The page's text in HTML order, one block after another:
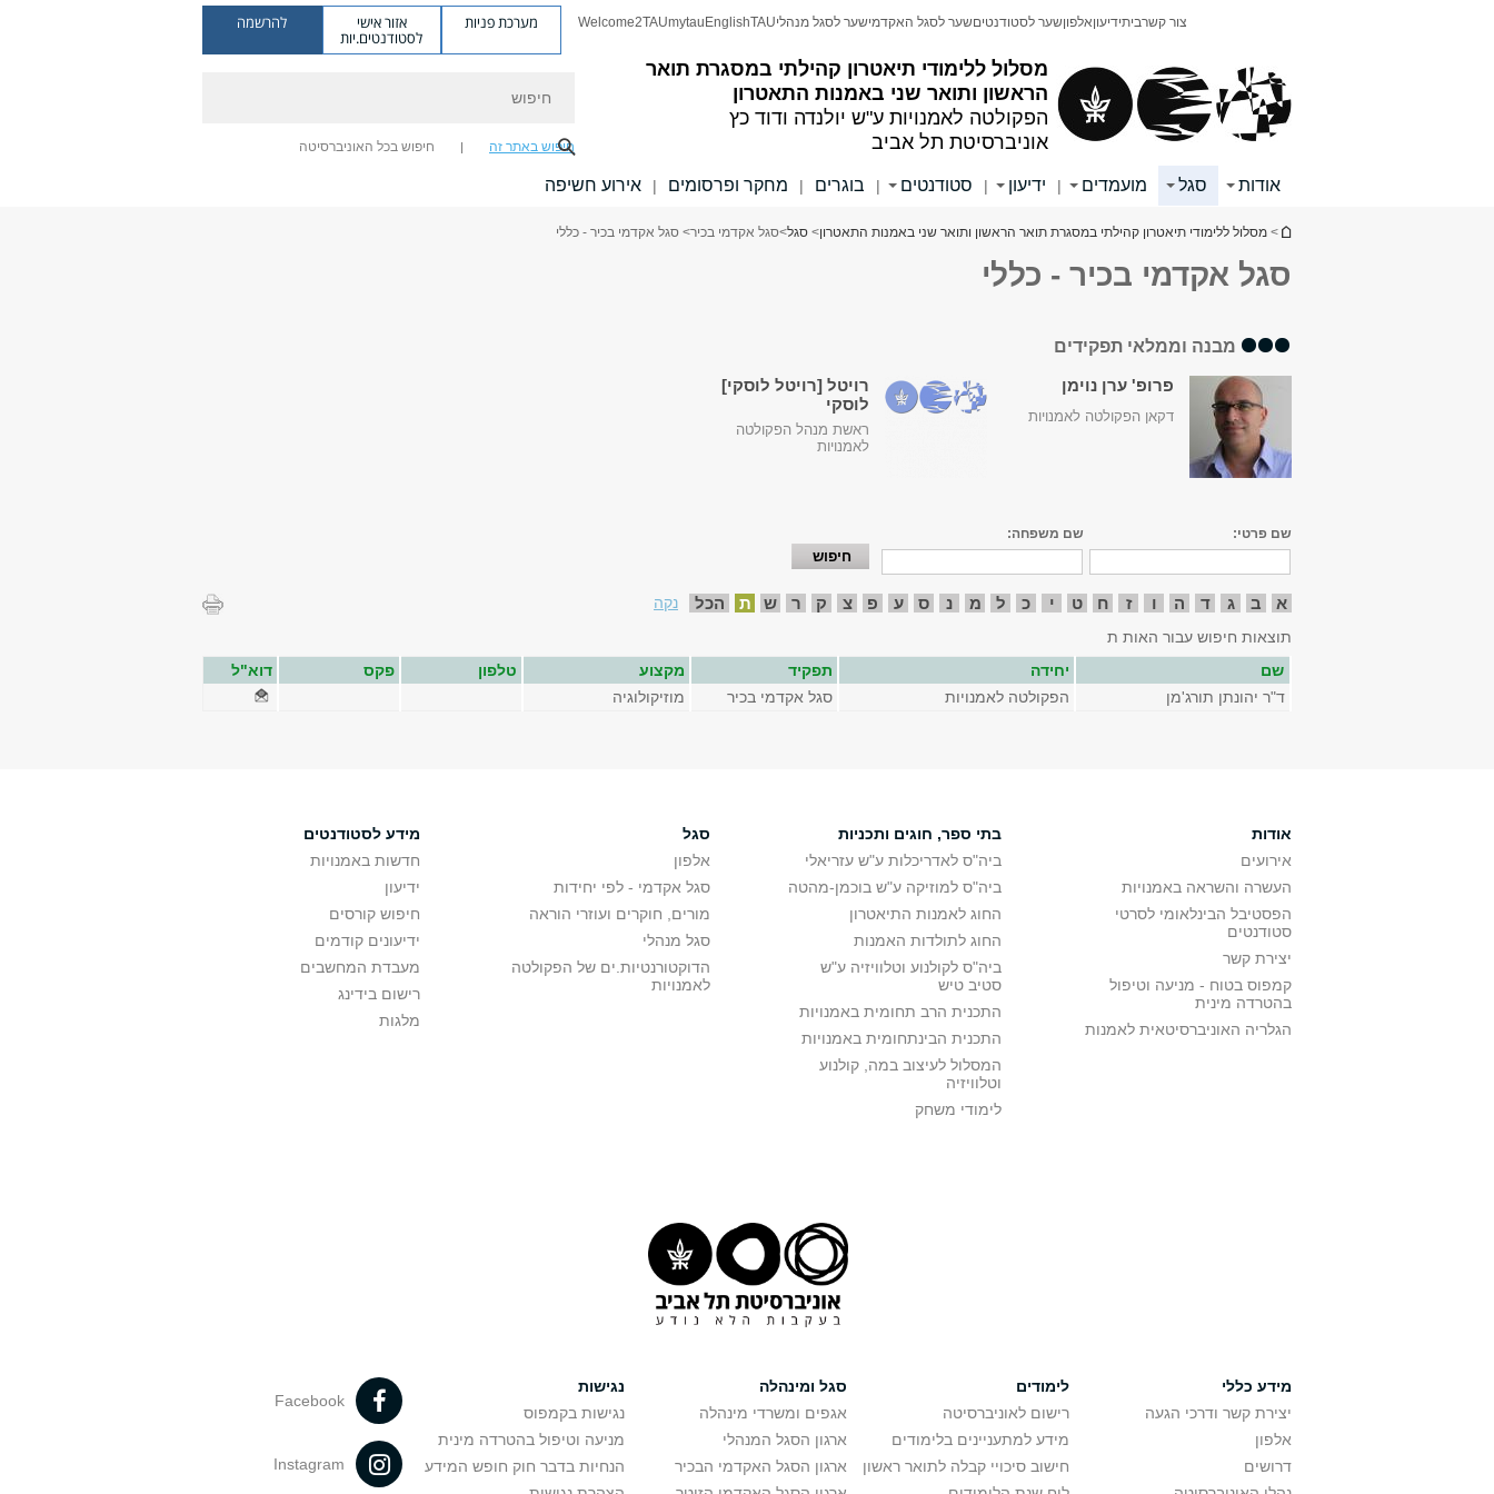
מסלול ללימודי תיאטרון קהילתי במסגרת תואר
הראשון ותואר שני באמנות התאטרון
הפקולטה לאמנויות ע"ש יולנדה ודוד כץ
אוניברסיטת תל אביב
צור קשרביתידיעוןאלפוןשער לסטודנטיםשער לסגל האקדמישער לסגל מנהליTAU
English
mytau
Welcome2TAU מערכת פניות אזור אישי
לסטודנטים.יות
להרשמה
חיפוש באתר זה חיפוש בכל האוניברסיטה
אודות סגל מועמדים | ידיעון | סטודנטים | בוגרים | מחקר ופרסומים | אירוע חשיפה
הינך נמצא כאן
> מסלול ללימודי תיאטרון קהילתי במסגרת תואר הראשון ותואר שני באמנות התאטרון> סגל>סגל אקדמי בכיר> סגל אקדמי בכיר - כללי
סגל אקדמי בכיר - כללי
מבנה וממלאי תפקידים
פרופ' ערן נוימן
דקאן הפקולטה לאמנויות
רויטל [רויטל לוסקי]
לוסקי
ראשת מנהל הפקולטה
לאמנויות
שם פרטי: שם משפחה:
א ב ג ד ה ו ז ח ט י כ ל מ נ ס ע פ צ ק ר ש ת הכל
נקה
תוצאות חיפוש עבור האות ת
שם
יחידה תפקיד מקצוע טלפון פקס
דוא"ל
ד"ר יהונתן תורג'מן
הפקולטה לאמנויות סגל אקדמי בכיר מוזיקולוגיה
אודות
אירועים
העשרה והשראה באמנויות
הפסטיבל הבינלאומי לסרטי
סטודנטים
יצירת קשר
קמפוס בטוח - מניעה וטיפול
בהטרדה מינית
הגלריה האוניברסיטאית לאמנות
בתי ספר, חוגים ותכניות
ביה"ס לאדריכלות ע"ש עזריאלי
ביה"ס למוזיקה ע"ש בוכמן-מהטה
החוג לאמנות התיאטרון
החוג לתולדות האמנות
ביה"ס לקולנוע וטלוויזיה ע"ש
סטיב טיש
התכנית הרב תחומית באמנויות
התכנית הבינתחומית באמנויות
המסלול לעיצוב במה, קולנוע
וטלוויזיה
לימודי משחק
סגל
אלפון
סגל אקדמי - לפי יחידות
מורים, חוקרים ועוזרי הוראה
סגל מנהלי
הדוקטורנטיות.ים של הפקולטה
לאמנויות
מידע לסטודנטים
חדשות באמנויות
ידיעון
חיפוש קורסים
ידיעונים קודמים
מעבדת המחשבים
רישום בידינג
מלגות
מידע כללי
יצירת קשר ודרכי הגעה
אלפון
דרושים
לימודים
רישום לאוניברסיטה
מידע למתעניינים בלימודים
חישוב סיכויי קבלה לתואר ראשון
סגל ומינהלה
אגפים ומשרדי מינהלה
ארגון הסגל המנהלי
ארגון הסגל האקדמי הבכיר
נגישות
נגישות בקמפוס
מניעה וטיפול בהטרדה מינית
הנחיות בדבר חוק חופש המידע
Facebook
Instagram